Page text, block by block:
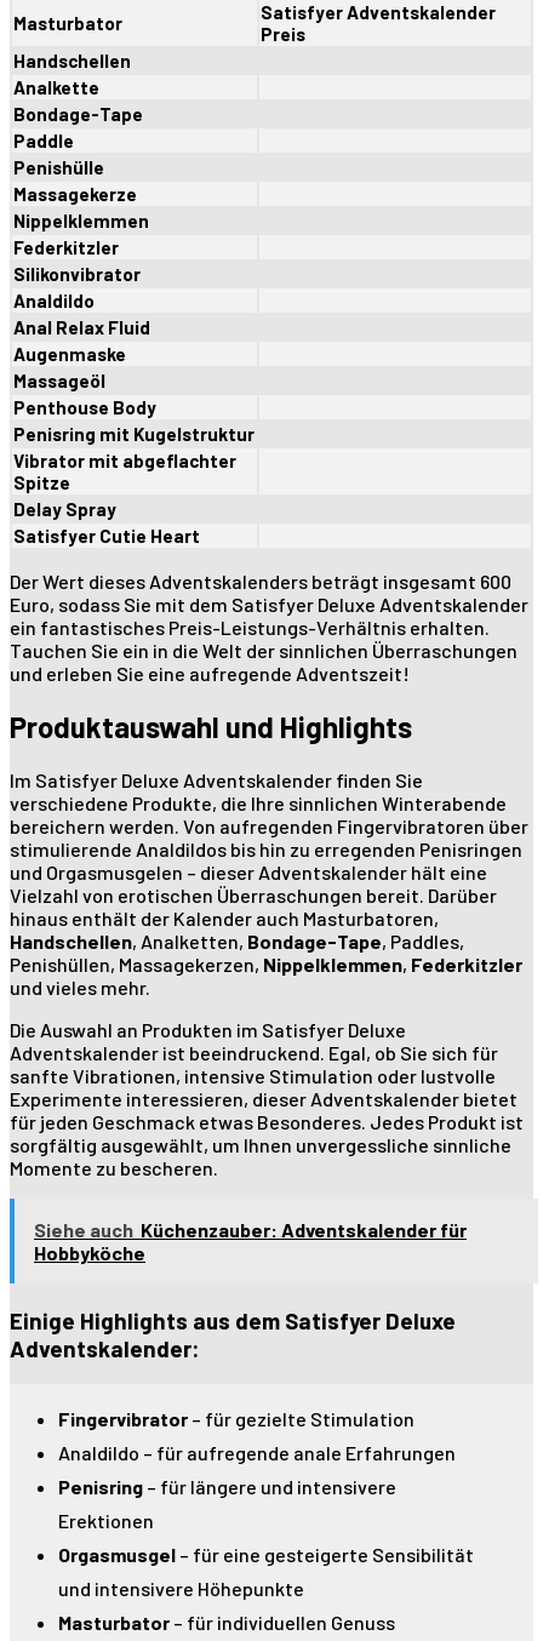
Masturbator
Satisfyer Adventskalender
Preis
Handschellen
Analkette
Bondage-Tape
Paddle
Penishülle
Massagekerze
Nippelklemmen
Federkitzler
Silikonvibrator
Analdildo
Anal Relax Fluid
Augenmaske
Massageöl
Penthouse Body
Penisring mit Kugelstruktur
Vibrator mit abgeflachter
Spitze
Delay Spray
Satisfyer Cutie Heart
Der Wert dieses Adventskalenders beträgt insgesamt 600
Euro, sodass Sie mit dem Satisfyer Deluxe Adventskalender
ein fantastisches Preis-Leistungs-Verhältnis erhalten.
Tauchen Sie ein in die Welt der sinnlichen Überraschungen
und erleben Sie eine aufregende Adventszeit!
Produktauswahl und Highlights
Im Satisfyer Deluxe Adventskalender finden Sie
verschiedene Produkte, die Ihre sinnlichen Winterabende
bereichern werden. Von aufregenden Fingervibratoren über
stimulierende Analdildos bis hin zu erregenden Penisringen
und Orgasmusgelen – dieser Adventskalender hält eine
Vielzahl von erotischen Überraschungen bereit. Darüber
hinaus enthält der Kalender auch Masturbatoren,
Handschellen, Analketten, Bondage-Tape, Paddles,
Penishüllen, Massagekerzen, Nippelklemmen, Federkitzler
und vieles mehr.
Die Auswahl an Produkten im Satisfyer Deluxe
Adventskalender ist beeindruckend. Egal, ob Sie sich für
sanfte Vibrationen, intensive Stimulation oder lustvolle
Experimente interessieren, dieser Adventskalender bietet
für jeden Geschmack etwas Besonderes. Jedes Produkt ist
sorgfältig ausgewählt, um Ihnen unvergessliche sinnliche
Momente zu bescheren.
Siehe auch Küchenzauber: Adventskalender für
Hobbyköche
Einige Highlights aus dem Satisfyer Deluxe
Adventskalender:
Fingervibrator – für gezielte Stimulation
Analdildo – für aufregende anale Erfahrungen
Penisring – für längere und intensivere
Erektionen
Orgasmusgel – für eine gesteigerte Sensibilität
und intensivere Höhepunkte
Masturbator – für individuellen Genuss